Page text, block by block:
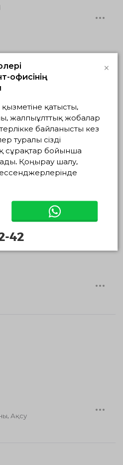
Демо село
Ақсу
офисінің
×
қатысты,
жалпыұлттық жобалар
байланысты кез
туралы сізді
сұрақтар бойынша
Қоңырау шалу,
42